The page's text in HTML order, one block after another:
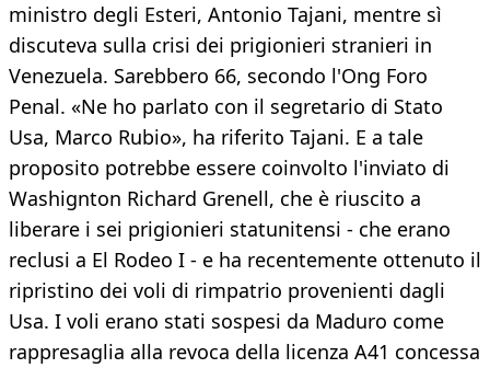
ministro degli Esteri, Antonio Tajani, mentre sì
discuteva sulla crisi dei prigionieri stranieri in
Venezuela. Sarebbero 66, secondo l'Ong Foro
Penal. «Ne ho parlato con il segretario di Stato
Usa, Marco Rubio», ha riferito Tajani. E a tale
proposito potrebbe essere coinvolto l'inviato di
Washignton Richard Grenell, che è riuscito a
liberare i sei prigionieri statunitensi - che erano
reclusi a El Rodeo I - e ha recentemente ottenuto il
ripristino dei voli di rimpatrio provenienti dagli
Usa. I voli erano stati sospesi da Maduro come
rappresaglia alla revoca della licenza A41 concessa